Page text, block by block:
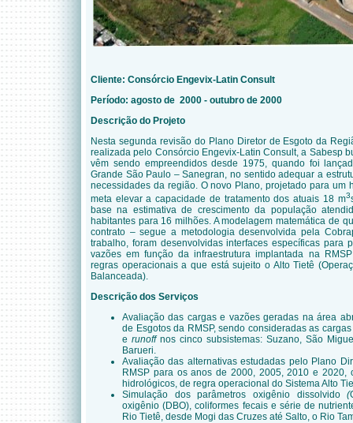
Cliente: Consórcio Engevix-Latin Consult
Período: agosto de 2000 - outubro de 2000
Descrição do Projeto
Nesta segunda revisão do Plano Diretor de Esgoto da
realizada pelo Consórcio Engevix-Latin Consult, a Sabesp
vêm sendo empreendidos desde 1975, quando foi
Grande São Paulo – Sanegran, no sentido adequar a
necessidades da região. O novo Plano, projetado para um
meta elevar a capacidade de tratamento dos atuais 18 m3
base na estimativa de crescimento da população
habitantes para 16 milhões. A modelagem matemática de
contrato – segue a metodologia desenvolvida pela
trabalho, foram desenvolvidas interfaces específicas para
vazões em função da infraestrutura implantada na
regras operacionais a que está sujeito o Alto Tietê
Balanceada).
Descrição dos Serviços
Avaliação das cargas e vazões geradas na área
de Esgotos da RMSP, sendo consideradas as
e runoffnos cinco subsistemas: Suzano, São
Barueri.
Avaliação das alternativas estudadas pelo Plano
RMSP para os anos de 2000, 2005, 2010 e 2020,
hidrológicos, de regra operacional do Sistema Alto
Simulação dos parâmetros oxigênio dissolvido(
oxigênio (DBO), coliformes fecais e série de
Rio Tietê, desde Mogi das Cruzes até Salto, o Rio